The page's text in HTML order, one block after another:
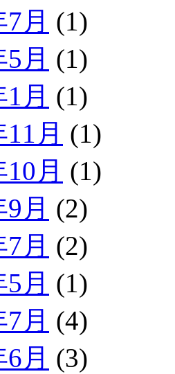
月 (1)
月 (1)
月 (1)
月 (1)
月 (1)
月 (2)
月 (2)
月 (1)
月 (4)
月 (3)